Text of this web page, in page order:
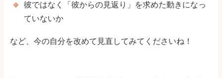
彼ではなく「彼からの見返り」を求めた動きになっ
ていないか
など、今の自分を改めて見直してみてくださいね！